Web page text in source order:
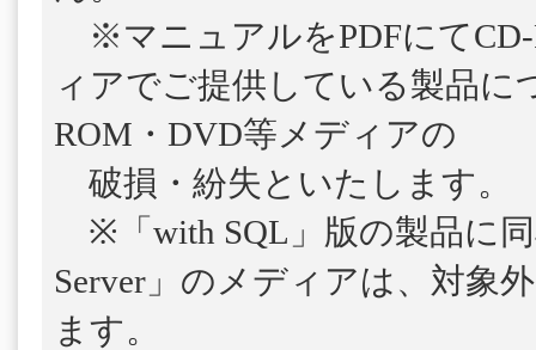
※マニュアルをPDFにてCD-
ィアでご提供している製品に
ROM・DVD等メディアの
破損・紛失といたします。
※「with SQL」版の製品に
Server」のメディアは、対象
ます。